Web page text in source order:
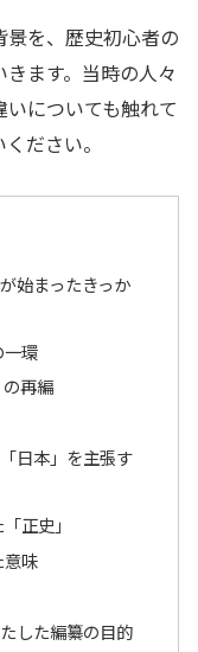
景を、歴史初心者の
ます。当時の人々
についても触れて
ださい。
始まったきっか
環
再編
日本」を主張す
正史」
味
した編纂の目的